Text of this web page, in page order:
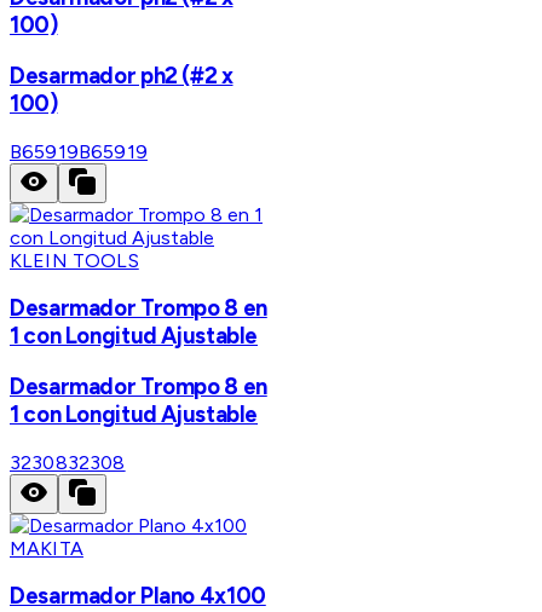
100)
Desarmador ph2 (#2 x
100)
B65919B65919
KLEIN TOOLS
Desarmador Trompo 8 en
1 con Longitud Ajustable
Desarmador Trompo 8 en
1 con Longitud Ajustable
3230832308
MAKITA
Desarmador Plano 4x100